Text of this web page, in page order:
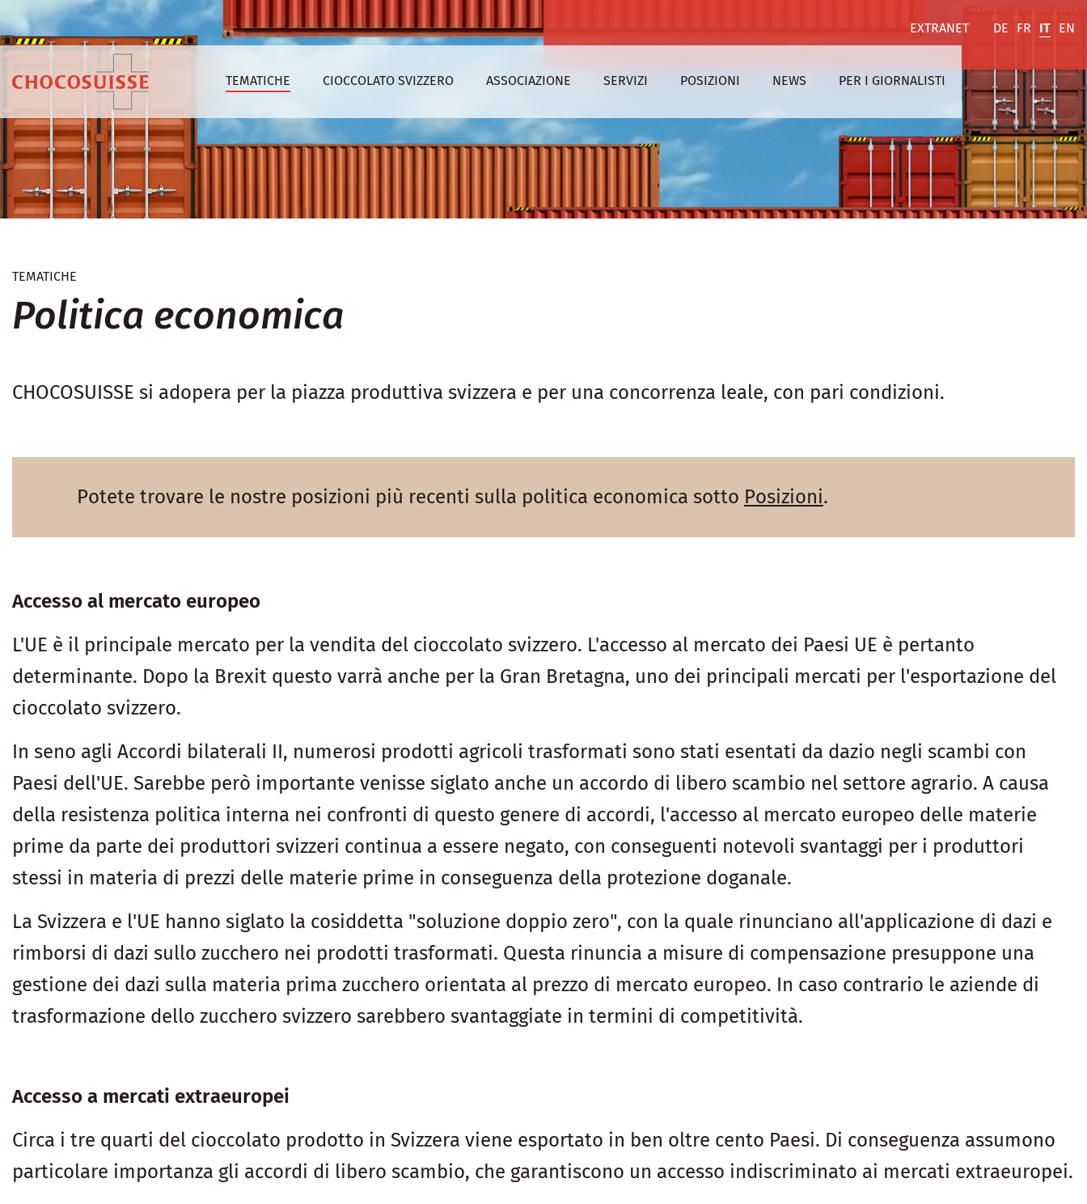
EXTRANET DE FR IT EN
TEMATICHE CIOCCOLATO SVIZZERO ASSOCIAZIONE SERVIZI POSIZIONI NEWS PER I GIORNALISTI
TEMATICHE
Politica economica
CHOCOSUISSE si adopera per la piazza produttiva svizzera e per una concorrenza leale, con pari condizioni.
Potete trovare le nostre posizioni più recenti sulla politica economica sotto Posizioni.
Accesso al mercato europeo
L'UE è il principale mercato per la vendita del cioccolato svizzero. L'accesso al mercato dei Paesi UE è pertanto
determinante. Dopo la Brexit questo varrà anche per la Gran Bretagna, uno dei principali mercati per l'esportazione del
cioccolato svizzero.
In seno agli Accordi bilaterali II, numerosi prodotti agricoli trasformati sono stati esentati da dazio negli scambi con
Paesi dell'UE. Sarebbe però importante venisse siglato anche un accordo di libero scambio nel settore agrario. A causa
della resistenza politica interna nei confronti di questo genere di accordi, l'accesso al mercato europeo delle materie
prime da parte dei produttori svizzeri continua a essere negato, con conseguenti notevoli svantaggi per i produttori
stessi in materia di prezzi delle materie prime in conseguenza della protezione doganale.
La Svizzera e l'UE hanno siglato la cosiddetta "soluzione doppio zero", con la quale rinunciano all'applicazione di dazi e
rimborsi di dazi sullo zucchero nei prodotti trasformati. Questa rinuncia a misure di compensazione presuppone una
gestione dei dazi sulla materia prima zucchero orientata al prezzo di mercato europeo. In caso contrario le aziende di
trasformazione dello zucchero svizzero sarebbero svantaggiate in termini di competitività.
Accesso a mercati extraeuropei
Circa i tre quarti del cioccolato prodotto in Svizzera viene esportato in ben oltre cento Paesi. Di conseguenza assumono
particolare importanza gli accordi di libero scambio, che garantiscono un accesso indiscriminato ai mercati extraeuropei.